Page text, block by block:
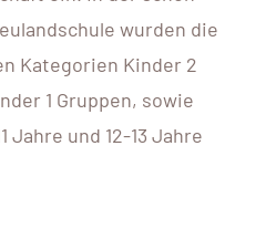
wurden die
Kategorien Kinder 2
1 Gruppen, sowie
Jahre und 12-13 Jahre